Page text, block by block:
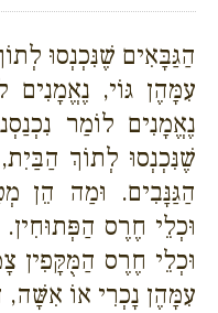
הַגַּבָּאִים שֶׁנִּכְנְסוּ
עִמָּהֶן גּוֹי, נֶאֱמָנִים
נֶאֱמָנִים לוֹמַר
שֶׁנִּכְנְסוּ לְתוֹךְ
הַגַּנָּבִים. וּמַה הֵן
וּכְלֵי חֶרֶס
וּכְלֵי חֶרֶס הַמֻּקָּפִין
עִמָּהֶן נָכְרִי אוֹ